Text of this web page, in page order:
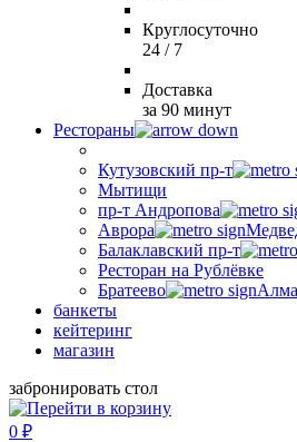
Круглосуточно
24 / 7
Доставка
за 90 минут
Рестораны
Кутузовский пр-т
Мытищи
пр-т Андропова
Аврора
Балаклавский пр-т
Ресторан на Рублёвке
Братеево
банкеты
кейтеринг
магазин
забронировать стол
0 ₽